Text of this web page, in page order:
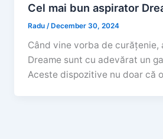
Cel mai bun aspirator
Radu /December 30, 2024
Când vine vorba de curățenie,
Dreame sunt cu adevărat un
Aceste dispozitive nu doar că